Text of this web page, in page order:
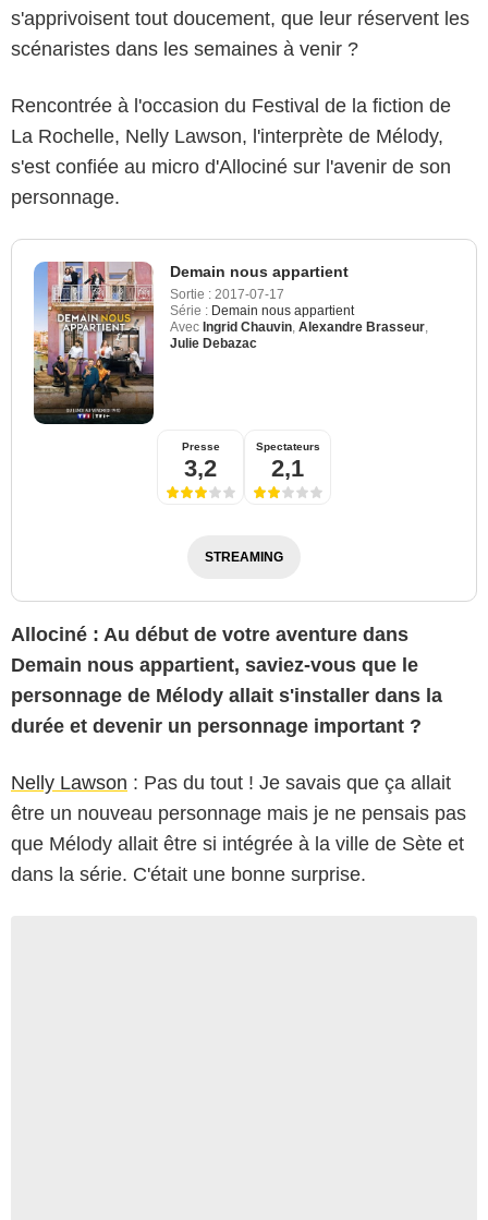
s'apprivoisent tout doucement, que leur réservent les
scénaristes dans les semaines à venir ?
Rencontrée à l'occasion du Festival de la fiction de
La Rochelle, Nelly Lawson, l'interprète de Mélody,
s'est confiée au micro d'Allociné sur l'avenir de son
personnage.
Demain nous appartient
Sortie : 2017-07-17
Série : Demain nous appartient
Avec Ingrid Chauvin Alexandre Brasseur
Julie Debazac
Presse
3,2
Spectateurs
2,1
STREAMING
Allociné : Au début de votre aventure dans
Demain nous appartient, saviez-vous que le
personnage de Mélody allait s'installer dans la
durée et devenir un personnage important ?
Nelly Lawson : Pas du tout ! Je savais que ça allait
être un nouveau personnage mais je ne pensais pas
que Mélody allait être si intégrée à la ville de Sète et
dans la série. C'était une bonne surprise.